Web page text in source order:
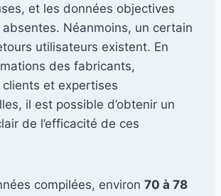
et les données objectives
Néanmoins, un certain
utilisateurs existent. En
des fabricants,
et expertises
il est possible d’obtenir un
de l’efficacité de ces
compilées, environ 70 à 78